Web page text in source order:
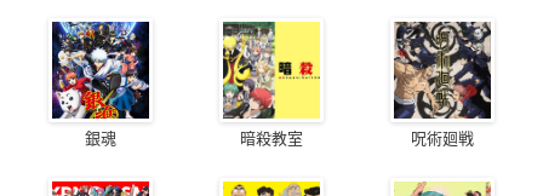
銀魂 暗殺教室 呪術廻戦